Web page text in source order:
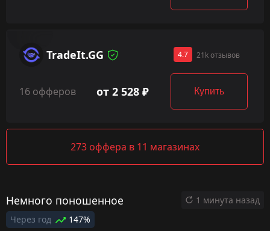
TradeIt.GG 4.7 21k отзывов
16 офферов от 2 528 ₽ Купить
273 оффера в 11 магазинах
Немного поношенное
Через год 147%
1 минута назад